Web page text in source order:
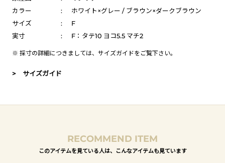
カラー
:
ホワイト×グレー / ブラウン×ダークブラウン
サイズ
:
F
実寸
: F：タテ10 ヨコ5.5 マチ2
※ 採寸の詳細につきましては、 サイズガイドをご覧下さい。
> サイズガイド
RECOMMEND ITEM
このアイテムを見ている人は、こんなアイテムも見ています